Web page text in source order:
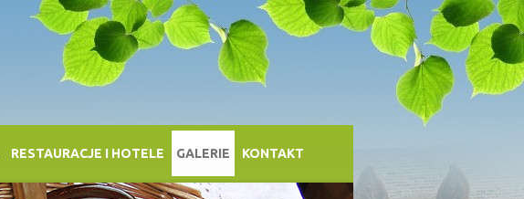
RESTAURACJE I HOTELE GALERIE KONTAKT